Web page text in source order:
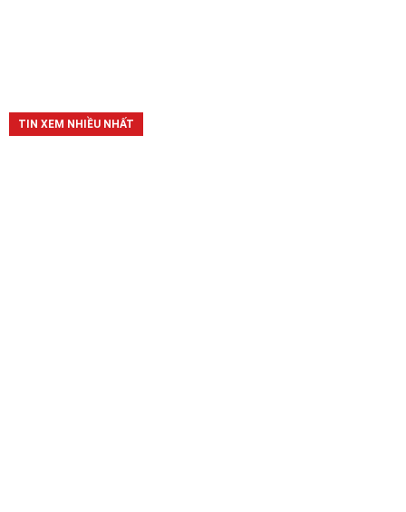
TIN XEM NHIỀU NHẤT